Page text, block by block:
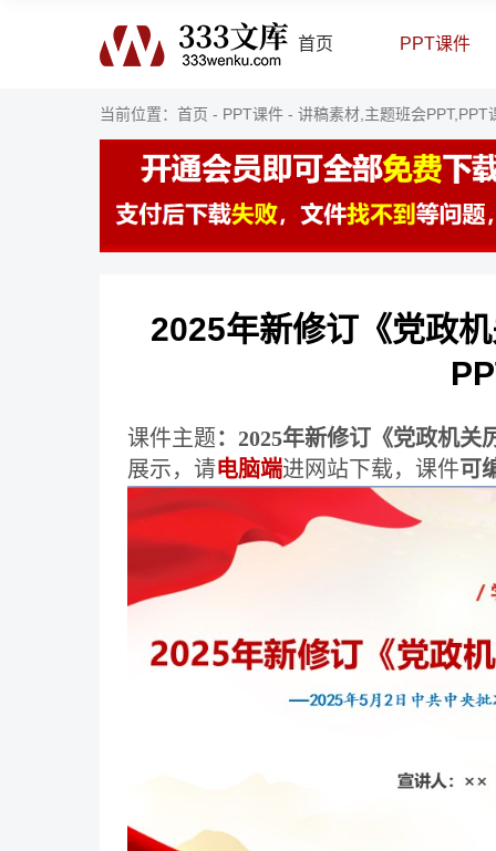
首页 PPT课件
当前位置： 首页 - PPT课件 - 讲稿素材,主题班会PPT,PPT
2025年新修订《党政
课件主题：2025年新修订《党政机关
展示，请电脑端进网站下载，课件可